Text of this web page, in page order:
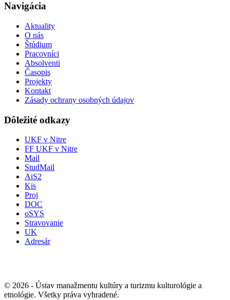
Navigácia
Aktuality
O nás
Štúdium
Pracovníci
Absolventi
Časopis
Projekty
Kontakt
Zásady ochrany osobných údajov
Dôležité odkazy
UKF v Nitre
FF UKF v Nitre
Mail
StudMail
AiS2
Kis
Proj
DOC
oSYS
Stravovanie
UK
Adresár
© 2026 - Ústav manažmentu kultúry a turizmu kulturológie a
etnológie. Všetky práva vyhradené.